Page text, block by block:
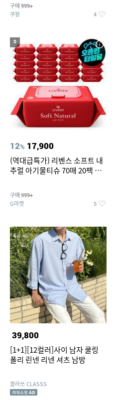
구매 999+
쿠팡 4
5
12% 17,900
(역대급특가) 리벤스 소프트 내
추럴 아기물티슈 70매 20팩 캡
구매 999+
G마켓 5
39,800
[1+1][12컬러]사이 남자 쿨링
폴리 린넨 리넨 셔츠 남방
클라쓰 CLASSS